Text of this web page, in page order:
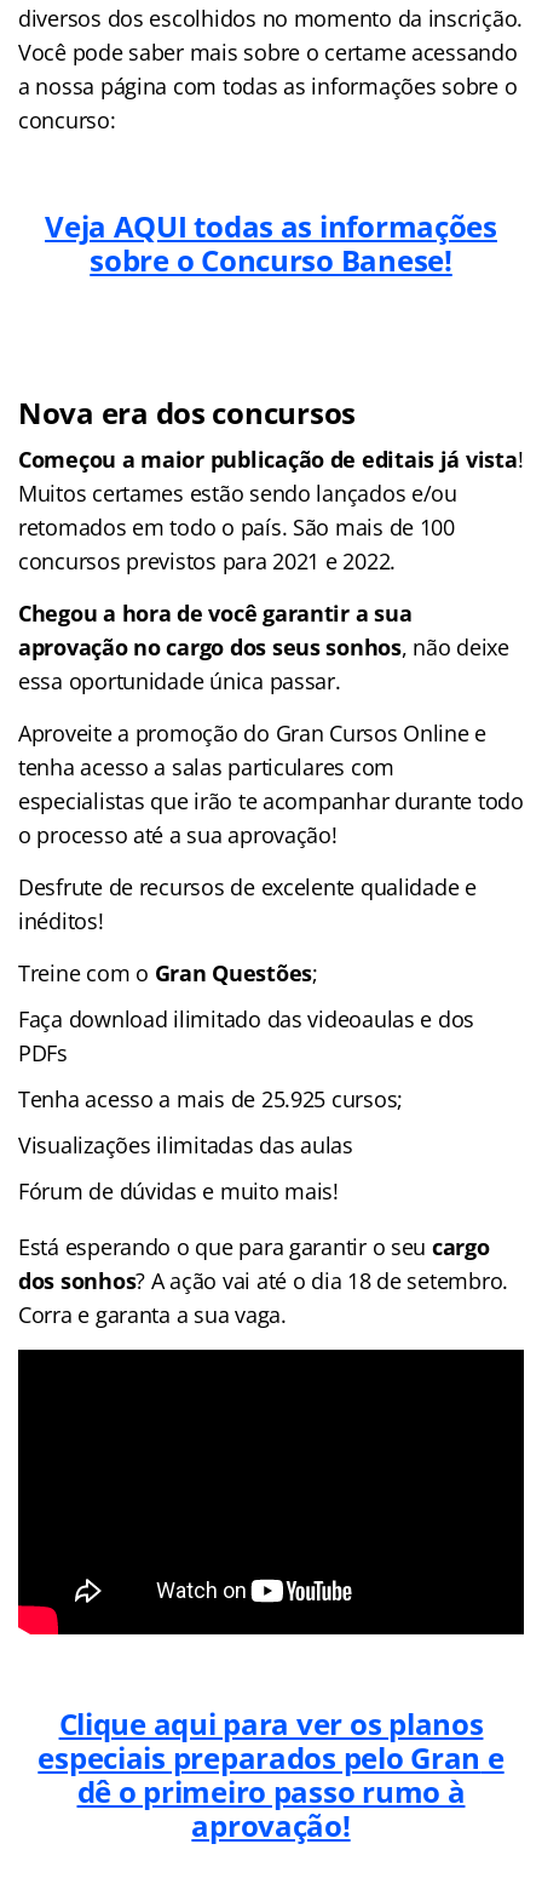
diversos dos escolhidos no momento da inscrição.
Você pode saber mais sobre o certame acessando
a nossa página com todas as informações sobre o
concurso:
Veja AQUI todas as informações
sobre o Concurso Banese!
Nova era dos concursos
Começou a maior publicação de editais já vista!
Muitos certames estão sendo lançados e/ou
retomados em todo o país. São mais de 100
concursos previstos para 2021 e 2022.
Chegou a hora de você garantir a sua
aprovação no cargo dos seus sonhos, não deixe
essa oportunidade única passar.
Aproveite a promoção do Gran Cursos Online e
tenha acesso a salas particulares com
especialistas que irão te acompanhar durante todo
o processo até a sua aprovação!
Desfrute de recursos de excelente qualidade e
inéditos!
Treine com o Gran Questões;
Faça download ilimitado das videoaulas e dos
PDFs
Tenha acesso a mais de 25.925 cursos;
Visualizações ilimitadas das aulas
Fórum de dúvidas e muito mais!
Está esperando o que para garantir o seu cargo
dos sonhos? A ação vai até o dia 18 de setembro.
Corra e garanta a sua vaga.
Clique aqui para ver os planos
especiais preparados pelo Gran e
dê o primeiro passo rumo à
aprovação!